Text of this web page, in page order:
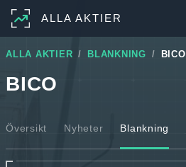
ALLA AKTIER
ALLA AKTIER BLANKNING BICO
BICO
Översikt Nyheter Blankning